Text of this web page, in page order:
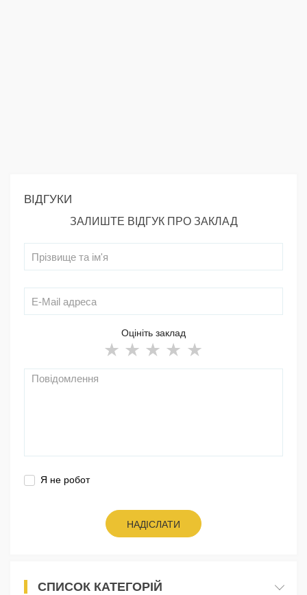
ВІДГУКИ
ЗАЛИШТЕ ВІДГУК ПРО ЗАКЛАД
Оцініть заклад
Я не робот
НАДІСЛАТИ
СПИСОК КАТЕГОРІЙ